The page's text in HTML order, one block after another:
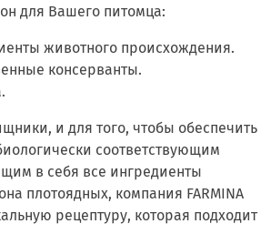
для Вашего питомца:
животного происхождения.
консерванты.
и для того, чтобы обеспечить
соответствующим
в себя все ингредиенты
плотоядных, компания FARMINA
рецептуру, которая подходит